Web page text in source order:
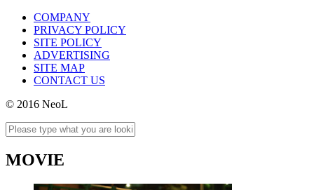
COMPANY
PRIVACY POLICY
SITE POLICY
ADVERTISING
SITE MAP
CONTACT US
© 2016 NeoL
MOVIE